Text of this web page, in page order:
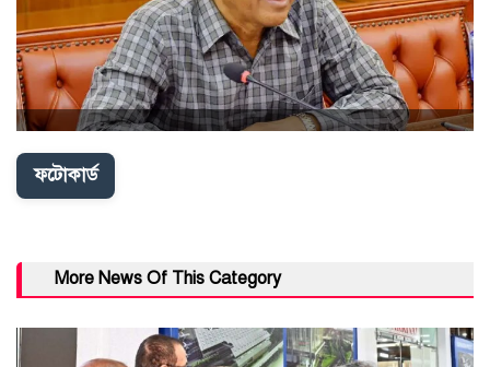
ফটোকার্ড
More News Of This Category